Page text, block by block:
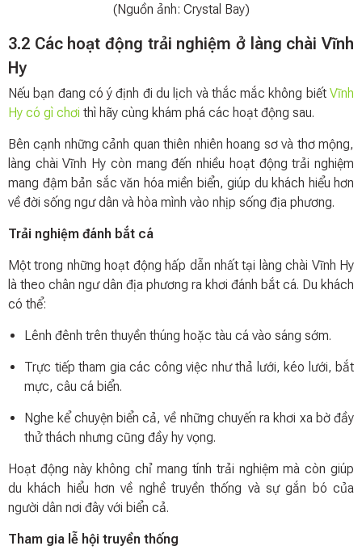
(Nguồn ảnh: Crystal Bay)
3.2 Các hoạt động trải nghiệm ở làng chài Vĩnh
Hy
Nếu bạn đang có ý định đi du lịch và thắc mắc không biết Vĩnh
Hy có gì chơi thì hãy cùng khám phá các hoạt động sau.
Bên cạnh những cảnh quan thiên nhiên hoang sơ và thơ mộng,
làng chài Vĩnh Hy còn mang đến nhiều hoạt động trải nghiệm
mang đậm bản sắc văn hóa miền biển, giúp du khách hiểu hơn
về đời sống ngư dân và hòa mình vào nhịp sống địa phương.
Trải nghiệm đánh bắt cá
Một trong những hoạt động hấp dẫn nhất tại làng chài Vĩnh Hy
là theo chân ngư dân địa phương ra khơi đánh bắt cá. Du khách
có thể:
Lênh đênh trên thuyền thúng hoặc tàu cá vào sáng sớm.
Trực tiếp tham gia các công việc như thả lưới, kéo lưới, bắt
mực, câu cá biển.
Nghe kể chuyện biển cả, về những chuyến ra khơi xa bờ đầy
thử thách nhưng cũng đầy hy vọng.
Hoạt động này không chỉ mang tính trải nghiệm mà còn giúp
du khách hiểu hơn về nghề truyền thống và sự gắn bó của
người dân nơi đây với biển cả.
Tham gia lễ hội truyền thống